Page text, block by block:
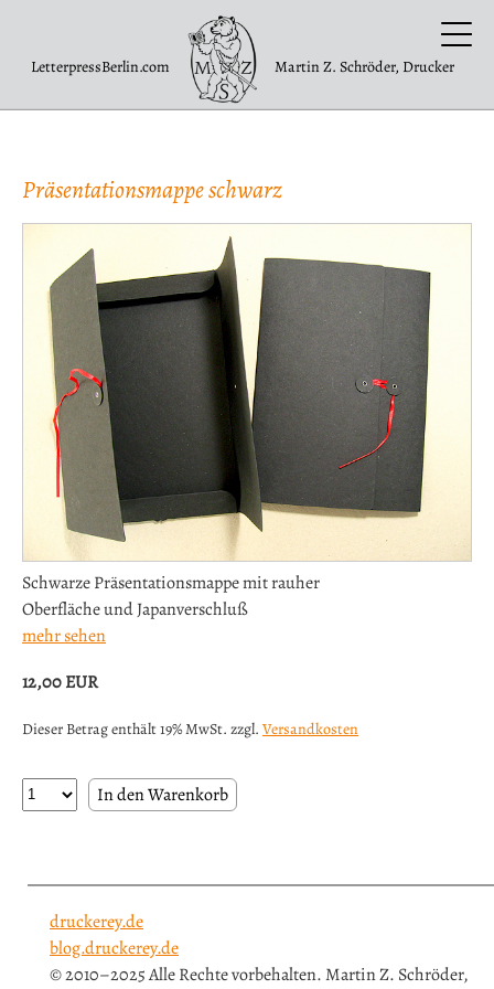
LetterpressBerlin.com Martin Z. Schröder, Drucker
Präsentationsmappe schwarz
Schwarze Präsentationsmappe mit rauher
Oberfläche und Japanverschluß
mehr sehen
12,00EUR
Dieser Betrag enthält 19% MwSt. zzgl. Versandkosten
druckerey.de
blog.druckerey.de
© 2010–2025 Alle Rechte vorbehalten. Martin Z. Schröder,